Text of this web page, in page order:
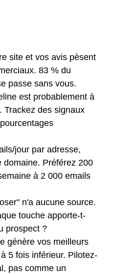
site et vos avis pèsent
83 % du
passe sans vous.
est probablement à
Trackez des signaux
jour par adresse,
domaine. Préférez 200
à 2 000 emails
n'a aucune source.
touche apporte-t-
prospect ?
génère vos meilleurs
5 fois inférieur. Pilotez-
pas comme un